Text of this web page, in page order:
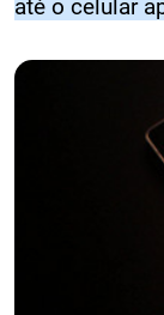
até o celular